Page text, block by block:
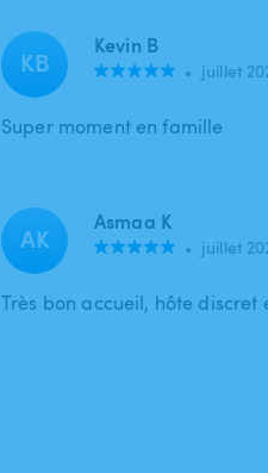
KB Kevin B
• juillet
Super moment en famille
AK Asmaa K
• juillet
Très bon accueil, hôte discret